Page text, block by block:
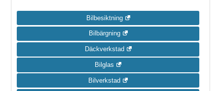
Bilbesiktning
Bilbärgning
Däckverkstad
Bilglas
Bilverkstad